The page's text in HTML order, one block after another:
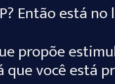
Então está
propõe
você está